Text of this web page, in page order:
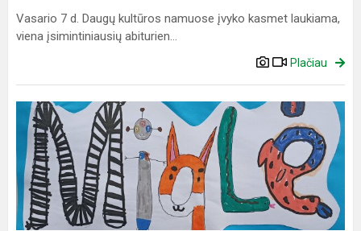
Vasario 7 d. Daugų kultūros namuose įvyko kasmet laukiama,
viena įsimintiniausių abiturien...
Plačiau
Konkursas
,,Sudėliok
savo
vardą“.